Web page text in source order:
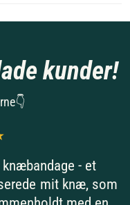
kunder!
- et
mit knæ, som